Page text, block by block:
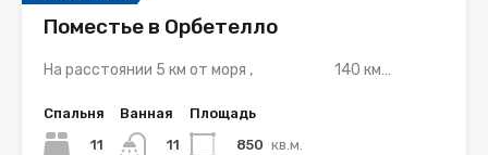
Поместье в Орбетелло
На расстоянии 5 км от моря , 140 км…
Спальня
11
Ванная
11
Площадь
850 кв.м.